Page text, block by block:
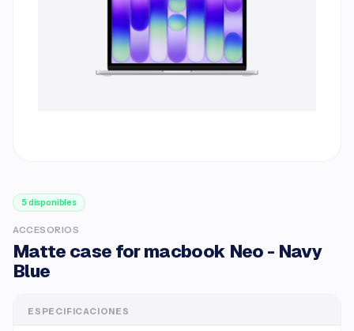
5 disponibles
ACCESORIOS
Matte case for macbook Neo - Navy
Blue
ESPECIFICACIONES